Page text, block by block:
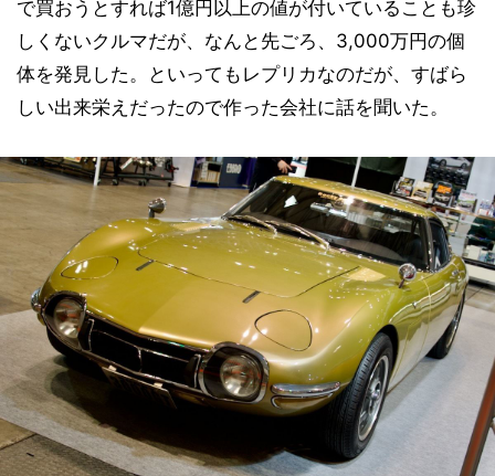
で買おうとすれば1億円以上の値が付いていることも珍
しくないクルマだが、なんと先ごろ、3,000万円の個
体を発見した。といってもレプリカなのだが、すばら
しい出来栄えだったので作った会社に話を聞いた。